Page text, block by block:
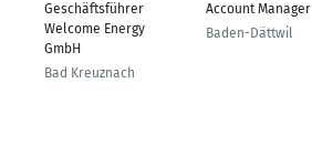
Geschäftsführer
Welcome Energy
GmbH
Bad Kreuznach
Account Manager
Baden-Dättwil